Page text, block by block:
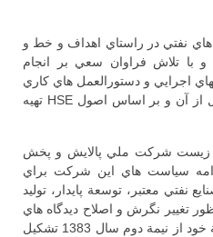
نفتي در راستاي اهداف و خط و
با تلاش فراوان سعي بر انجام
اجرايي و دستورالعمل هاي كاري
كه در مرحلة طرح ريزي و با قبل از آن و بر اساس اصول HSE تهيه
زيست شركت ملي پالايش و پخش
سياست هاي اين شركت براي
نفتي معتبر، توسعة پايدار، توليد
تغيير نگرش و اصلاح ديدگاه هاي
سنتي نسبت به حادثه در مجموعة خود از نيمة دوم سال 1383 تشكيل